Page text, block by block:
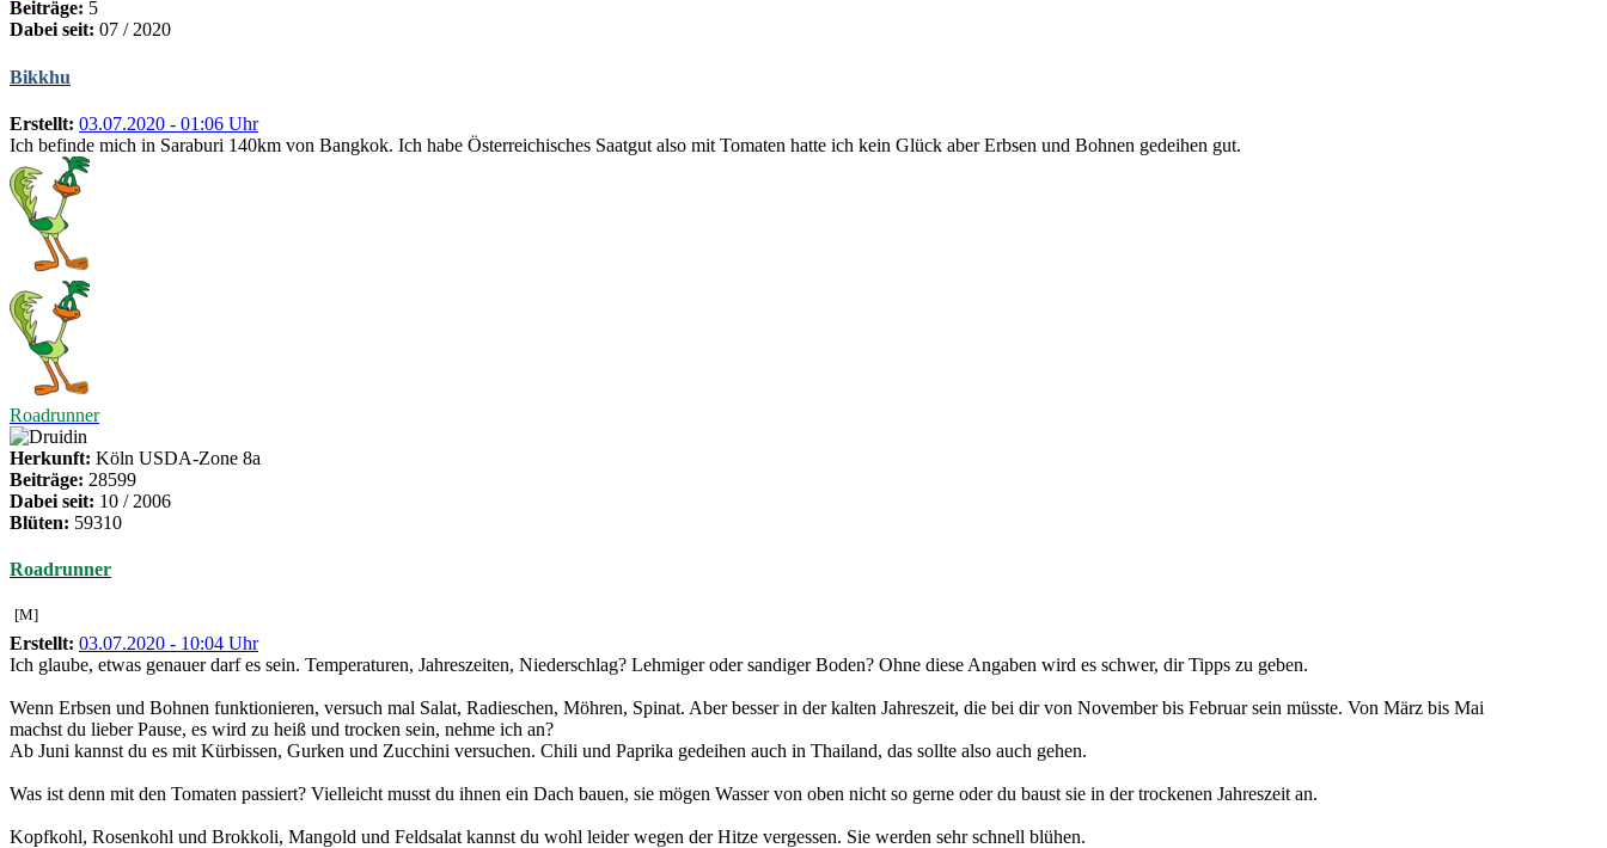
Beiträge: 5
Dabei seit: 07 / 2020
Bikkhu
Erstellt: 03.07.2020 - 01:06 Uhr
Ich befinde mich in Saraburi 140km von Bangkok. Ich habe Österreichisches Saatgut also mit Tomaten hatte ich kein Glück aber Erbsen und Bohnen gedeihen gut.
Roadrunner
Herkunft: Köln USDA-Zone 8a
Beiträge: 28599
Dabei seit: 10 / 2006
Blüten: 59310
Roadrunner
[M]
Erstellt: 03.07.2020 - 10:04 Uhr
Ich glaube, etwas genauer darf es sein. Temperaturen, Jahreszeiten, Niederschlag? Lehmiger oder sandiger Boden? Ohne diese Angaben wird es schwer, dir Tipps zu geben.
Wenn Erbsen und Bohnen funktionieren, versuch mal Salat, Radieschen, Möhren, Spinat. Aber besser in der kalten Jahreszeit, die bei dir von November bis Februar sein müsste. Von März bis Mai
machst du lieber Pause, es wird zu heiß und trocken sein, nehme ich an?
Ab Juni kannst du es mit Kürbissen, Gurken und Zucchini versuchen. Chili und Paprika gedeihen auch in Thailand, das sollte also auch gehen.
Was ist denn mit den Tomaten passiert? Vielleicht musst du ihnen ein Dach bauen, sie mögen Wasser von oben nicht so gerne oder du baust sie in der trockenen Jahreszeit an.
Kopfkohl, Rosenkohl und Brokkoli, Mangold und Feldsalat kannst du wohl leider wegen der Hitze vergessen. Sie werden sehr schnell blühen.